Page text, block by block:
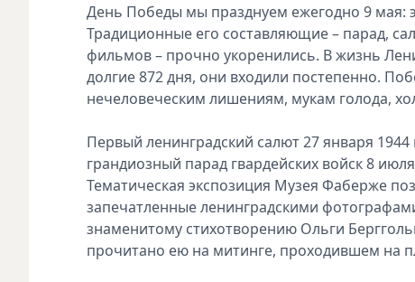
День Победы мы празднуем ежегодно 9 мая:
Традиционные его составляющие – парад,
фильмов – прочно укоренились. В жизнь
долгие 872 дня, они входили постепенно.
нечеловеческим лишениям, мукам голода,
Первый ленинградский салют 27 января
грандиозный парад гвардейских войск 8
Тематическая экспозиция Музея Фаберже
запечатленные ленинградскими
знаменитому стихотворению Ольги
прочитано ею на митинге, проходившем на